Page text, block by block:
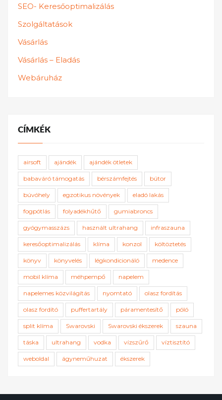
SEO- Keresőoptimalizálás
Szolgáltatások
Vásárlás
Vásárlás – Eladás
Webáruház
CÍMKÉK
airsoft ajándék ajándék ötletek
babaváró támogatás bérszámfejtés bútor
búvóhely egzotikus növények eladó lakás
fogpótlás folyadékhűtő gumiabroncs
gyógymasszázs használt ultrahang infraszauna
keresőoptimalizálás klíma konzol költöztetés
könyv könyvelés légkondicionáló medence
mobil klíma méhpempő napelem
napelemes közvilágítás nyomtató olasz fordítás
olasz fordító puffertartály páramentesítő póló
split klíma Swarovski Swarovski ékszerek szauna
táska ultrahang vodka vízszűrő víztisztító
weboldal ágyneműhuzat ékszerek